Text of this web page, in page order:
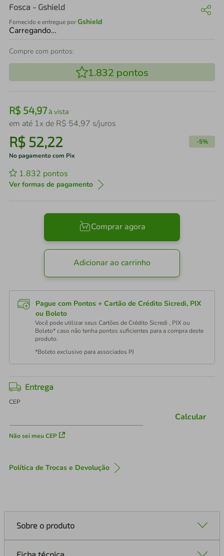
Fosca - Gshield
Fornecido e entregue porGshield
Carregando…
Compre com pontos:
1.832 pontos
R$ 54,97à vista
em até 1x de R$ 54,97 s/juros
R$ 52,22 -5%
No pagamento com Pix
1.832 pontos
Ver formas de pagamento
Comprar agora
Adicionar ao carrinho
Pague com Pontos + Cartão de Crédito Sicredi, PIX
ou Boleto
Você pode utilizar seus Cartões de Crédito Sicredi , PIX ou
Boleto* caso não tenha pontos suficientes para a compra deste
produto.
*Boleto exclusivo para associados PJ
Entrega
CEP
Não sei meu CEP
Calcular
Política de Trocas e Devolução
Sobre o produto